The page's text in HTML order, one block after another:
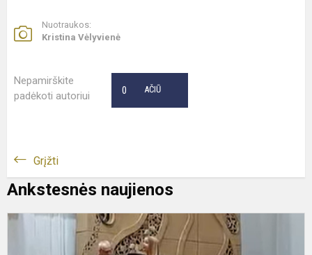
Nuotraukos:
Kristina Vėlyvienė
Nepamirškite
padėkoti autoriui
AČIŪ
0
Grįžti
Ankstesnės naujienos